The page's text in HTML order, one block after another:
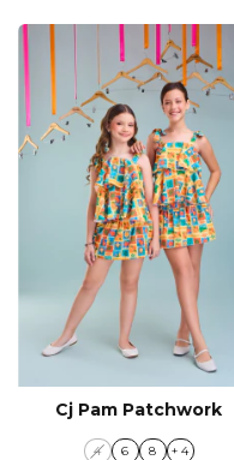
Cj Pam Patchwork
4 6 8 + 4